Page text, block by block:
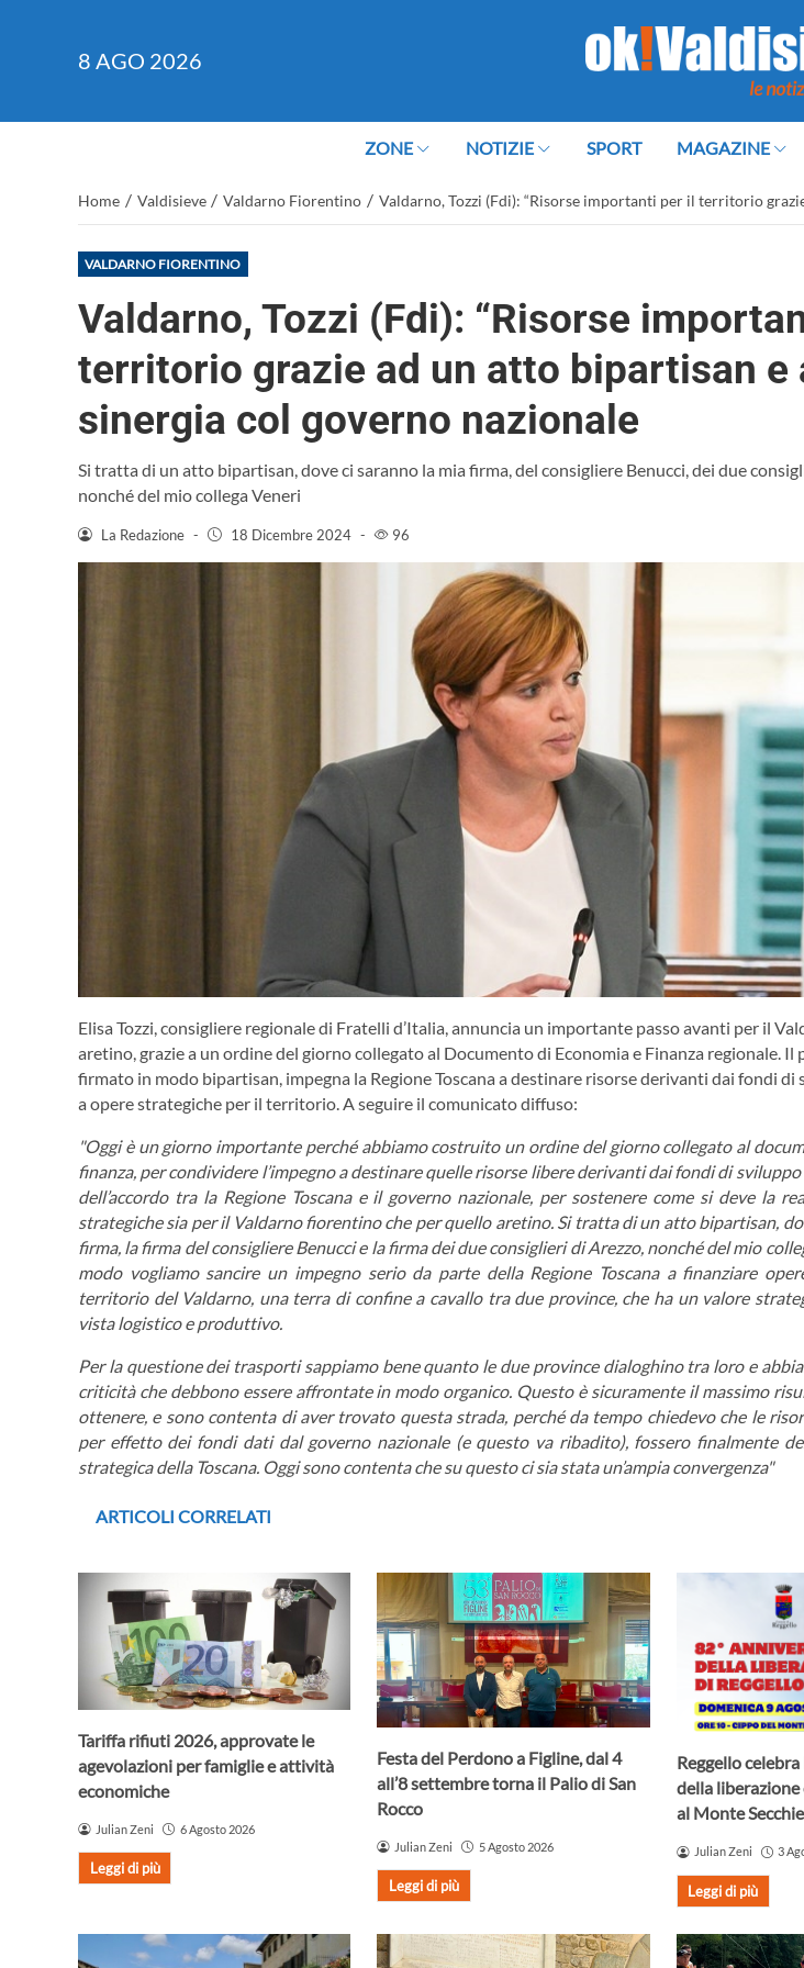
8 AGO 2026
ZONE NOTIZIE SPORT MAGAZINE
Home / Valdisieve / Valdarno Fiorentino / Valdarno, Tozzi (Fdi): “Risorse importanti per il territorio
VALDARNO FIORENTINO
Valdarno, Tozzi (Fdi): “Risorse
territorio grazie ad un atto bipartisan e
sinergia col governo nazionale
Si tratta di un atto bipartisan, dove ci saranno la mia firma, del consigliere Benucci, dei due
nonché del mio collega Veneri
La Redazione - 18 Dicembre 2024 - 96
Elisa Tozzi, consigliere regionale di Fratelli d’Italia, annuncia un importante passo avanti per il
aretino, grazie a un ordine del giorno collegato al Documento di Economia e Finanza regionale. Il
firmato in modo bipartisan, impegna la Regione Toscana a destinare risorse derivanti dai fondi di
a opere strategiche per il territorio. A seguire il comunicato diffuso:
"Oggi è un giorno importante perché abbiamo costruito un ordine del giorno collegato al
finanza, per condividere l’impegno a destinare quelle risorse libere derivanti dai fondi di
dell’accordo tra la Regione Toscana e il governo nazionale, per sostenere come si deve la
strategiche sia per il Valdarno fiorentino che per quello aretino. Si tratta di un atto bipartisan,
firma, la firma del consigliere Benucci e la firma dei due consiglieri di Arezzo, nonché del mio
modo vogliamo sancire un impegno serio da parte della Regione Toscana a finanziare
territorio del Valdarno, una terra di confine a cavallo tra due province, che ha un valore
vista logistico e produttivo.
Per la questione dei trasporti sappiamo bene quanto le due province dialoghino tra loro e
criticità che debbono essere affrontate in modo organico. Questo è sicuramente il massimo
ottenere, e sono contenta di aver trovato questa strada, perché da tempo chiedevo che le
per effetto dei fondi dati dal governo nazionale (e questo va ribadito), fossero finalmente
strategica della Toscana. Oggi sono contenta che su questo ci sia stata un’ampia convergenza"
ARTICOLI CORRELATI
Tariffa rifiuti 2026, approvate le
agevolazioni per famiglie e attività
economiche
Julian Zeni 6 Agosto 2026
Leggi di più
Festa del Perdono a Figline, dal 4
all’8 settembre torna il Palio di San
Rocco
Julian Zeni 5 Agosto 2026
Leggi di più
Reggello
della
al Monte
Julian Zeni 3
Leggi di più